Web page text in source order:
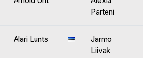
Parteni
Alari Lunts
Jarmo
Liivak